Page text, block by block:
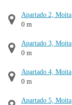
Apartado 2, Moita
0 m
Apartado 3, Moita
0 m
Apartado 4, Moita
0 m
Apartado 5, Moita